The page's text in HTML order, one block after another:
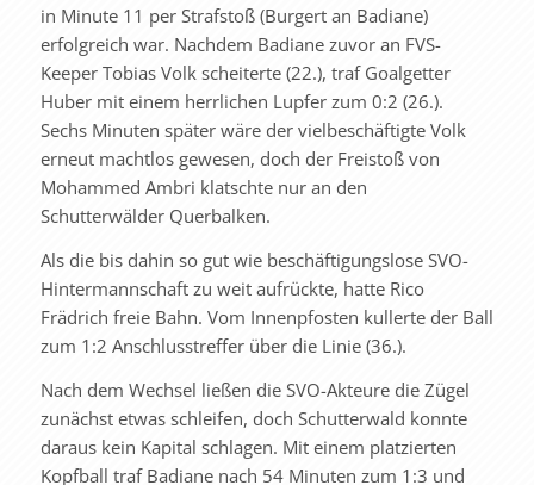
in Minute 11 per Strafstoß (Burgert an Badiane)
erfolgreich war. Nachdem Badiane zuvor an FVS-
Keeper Tobias Volk scheiterte (22.), traf Goalgetter
Huber mit einem herrlichen Lupfer zum 0:2 (26.).
Sechs Minuten später wäre der vielbeschäftigte Volk
erneut machtlos gewesen, doch der Freistoß von
Mohammed Ambri klatschte nur an den
Schutterwälder Querbalken.
Als die bis dahin so gut wie beschäftigungslose SVO-
Hintermannschaft zu weit aufrückte, hatte Rico
Frädrich freie Bahn. Vom Innenpfosten kullerte der Ball
zum 1:2 Anschlusstreffer über die Linie (36.).
Nach dem Wechsel ließen die SVO-Akteure die Zügel
zunächst etwas schleifen, doch Schutterwald konnte
daraus kein Kapital schlagen. Mit einem platzierten
Kopfball traf Badiane nach 54 Minuten zum 1:3 und